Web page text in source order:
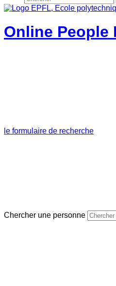
Online People
le formulaire de recherche
Chercher une personne